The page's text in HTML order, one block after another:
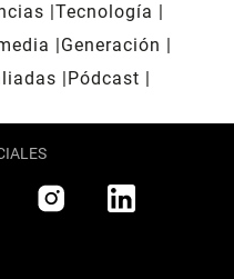
Tecnología
Generación
Pódcast